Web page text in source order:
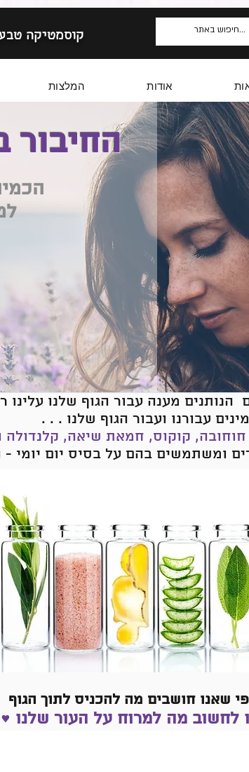
קוסמטיקה
אודות המלצות
החיבור
מענה עבור הגוף שלנו
עבורנו ועבור הגוף שלנו . . .
חוחובה, קוקוס, חמאת שיאה, קלנדולה
ומשתמשים בהם על בסיס יום יומי -
שאנו חושבים מה להכניס לתוך הגוף
לחשוב מה למרוח על העור שלנו